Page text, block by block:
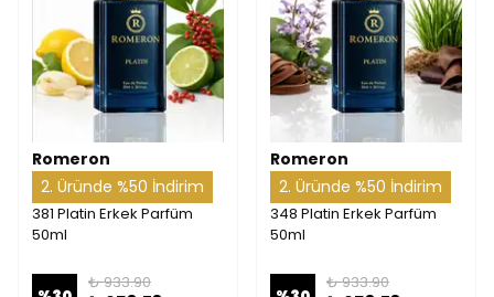
Romeron
2. Üründe %50 İndirim
381 Platin Erkek Parfüm
50ml
₺ 933.90
Romeron
2. Üründe %50 İndirim
348 Platin Erkek Parfüm
50ml
₺ 933.90